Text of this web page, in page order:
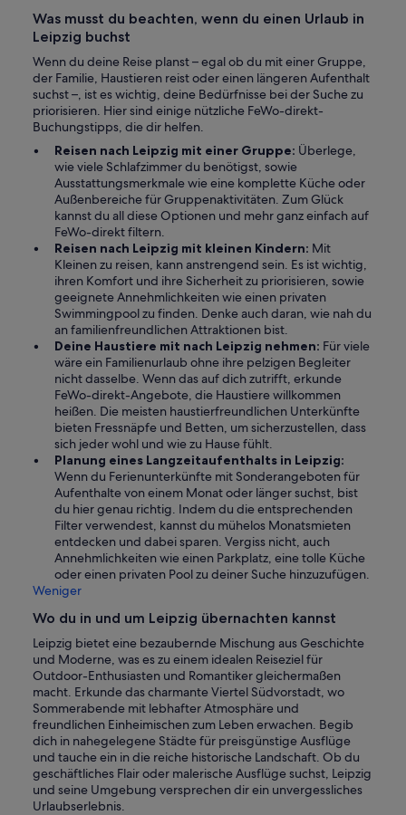
Was musst du beachten, wenn du einen Urlaub in
Leipzig buchst
Wenn du deine Reise planst – egal ob du mit einer Gruppe,
der Familie, Haustieren reist oder einen längeren Aufenthalt
suchst –, ist es wichtig, deine Bedürfnisse bei der Suche zu
priorisieren. Hier sind einige nützliche FeWo-direkt-
Buchungstipps, die dir helfen.
Reisen nach Leipzig mit einer Gruppe: Überlege,
wie viele Schlafzimmer du benötigst, sowie
Ausstattungsmerkmale wie eine komplette Küche oder
Außenbereiche für Gruppenaktivitäten. Zum Glück
kannst du all diese Optionen und mehr ganz einfach auf
FeWo-direkt filtern.
Reisen nach Leipzig mit kleinen Kindern: Mit
Kleinen zu reisen, kann anstrengend sein. Es ist wichtig,
ihren Komfort und ihre Sicherheit zu priorisieren, sowie
geeignete Annehmlichkeiten wie einen privaten
Swimmingpool zu finden. Denke auch daran, wie nah du
an familienfreundlichen Attraktionen bist.
Deine Haustiere mit nach Leipzig nehmen: Für viele
wäre ein Familienurlaub ohne ihre pelzigen Begleiter
nicht dasselbe. Wenn das auf dich zutrifft, erkunde
FeWo-direkt-Angebote, die Haustiere willkommen
heißen. Die meisten haustierfreundlichen Unterkünfte
bieten Fressnäpfe und Betten, um sicherzustellen, dass
sich jeder wohl und wie zu Hause fühlt.
Planung eines Langzeitaufenthalts in Leipzig:
Wenn du Ferienunterkünfte mit Sonderangeboten für
Aufenthalte von einem Monat oder länger suchst, bist
du hier genau richtig. Indem du die entsprechenden
Filter verwendest, kannst du mühelos Monatsmieten
entdecken und dabei sparen. Vergiss nicht, auch
Annehmlichkeiten wie einen Parkplatz, eine tolle Küche
oder einen privaten Pool zu deiner Suche hinzuzufügen.
Weniger
Wo du in und um Leipzig übernachten kannst
Leipzig bietet eine bezaubernde Mischung aus Geschichte
und Moderne, was es zu einem idealen Reiseziel für
Outdoor-Enthusiasten und Romantiker gleichermaßen
macht. Erkunde das charmante Viertel Südvorstadt, wo
Sommerabende mit lebhafter Atmosphäre und
freundlichen Einheimischen zum Leben erwachen. Begib
dich in nahegelegene Städte für preisgünstige Ausflüge
und tauche ein in die reiche historische Landschaft. Ob du
geschäftliches Flair oder malerische Ausflüge suchst, Leipzig
und seine Umgebung versprechen dir ein unvergessliches
Urlaubserlebnis.